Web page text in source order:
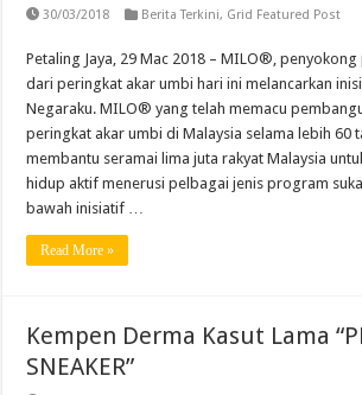
30/03/2018 Berita Terkini, Grid Featured Post
Petaling Jaya, 29 Mac 2018 – MILO®,
dari peringkat akar umbi hari ini melancarkan
Negaraku. MILO® yang telah memacu
peringkat akar umbi di Malaysia selama lebih 60
membantu seramai lima juta rakyat Malaysia
hidup aktif menerusi pelbagai jenis program
bawah inisiatif …
Read More »
Kempen Derma Kasut Lama
SNEAKER”